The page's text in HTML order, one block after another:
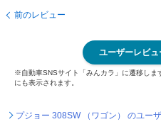
前のレビュー
ユーザーレビ
※自動車SNSサイト「みんカラ」に遷移しま
にも表示されます。
プジョー 308SW （ワゴン） のユー